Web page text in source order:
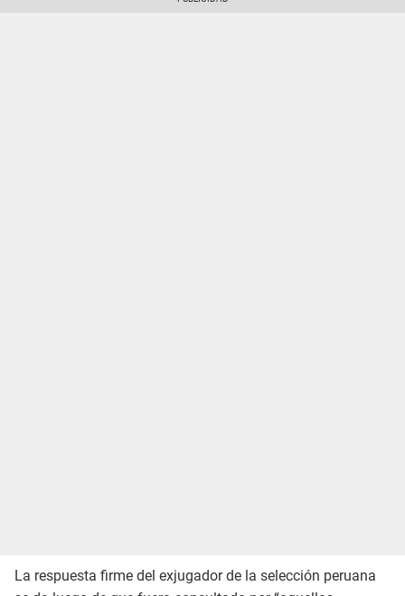
La respuesta firme del exjugador de la selección peruana